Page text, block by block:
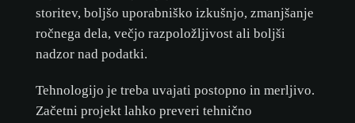
storitev, boljšo uporabniško izkušnjo, zmanjšanje
ročnega dela, večjo razpoložljivost ali boljši
nadzor nad podatki.
Tehnologijo je treba uvajati postopno in merljivo.
Začetni projekt lahko preveri tehnično